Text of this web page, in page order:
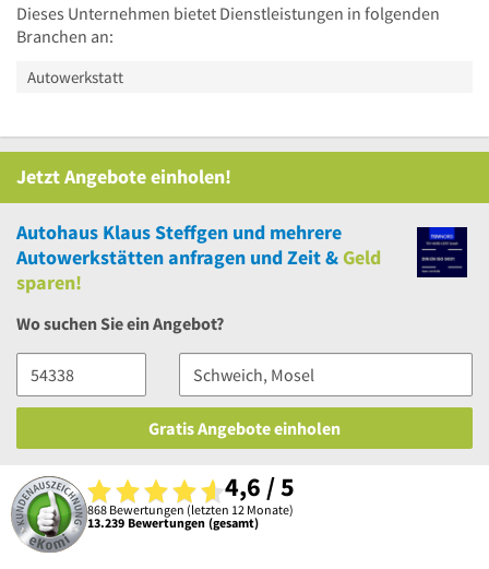
Dieses Unternehmen bietet Dienstleistungen in folgenden
Branchen an:
Autowerkstatt
Jetzt Angebote einholen!
Autohaus Klaus Steffgen und mehrere
Autowerkstätten anfragen und Zeit &Geld
sparen!
Wo suchen Sie ein Angebot?
Gratis Angebote einholen
4,6 / 5
868 Bewertungen (letzten 12 Monate)
13.239 Bewertungen (gesamt)